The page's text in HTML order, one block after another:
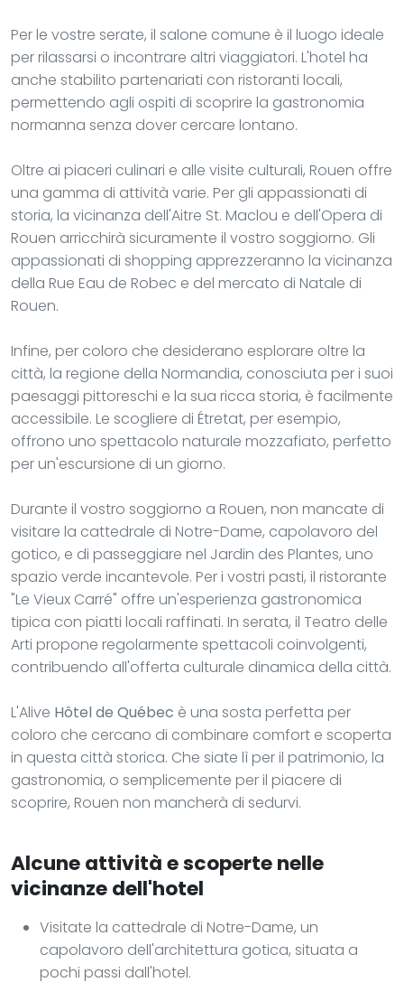
Per le vostre serate, il salone comune è il luogo ideale
per rilassarsi o incontrare altri viaggiatori. L'hotel ha
anche stabilito partenariati con ristoranti locali,
permettendo agli ospiti di scoprire la gastronomia
normanna senza dover cercare lontano.
Oltre ai piaceri culinari e alle visite culturali, Rouen offre
una gamma di attività varie. Per gli appassionati di
storia, la vicinanza dell'Aitre St. Maclou e dell'Opera di
Rouen arricchirà sicuramente il vostro soggiorno. Gli
appassionati di shopping apprezzeranno la vicinanza
della Rue Eau de Robec e del mercato di Natale di
Rouen.
Infine, per coloro che desiderano esplorare oltre la
città, la regione della Normandia, conosciuta per i suoi
paesaggi pittoreschi e la sua ricca storia, è facilmente
accessibile. Le scogliere di Étretat, per esempio,
offrono uno spettacolo naturale mozzafiato, perfetto
per un'escursione di un giorno.
Durante il vostro soggiorno a Rouen, non mancate di
visitare la cattedrale di Notre-Dame, capolavoro del
gotico, e di passeggiare nel Jardin des Plantes, uno
spazio verde incantevole. Per i vostri pasti, il ristorante
"Le Vieux Carré" offre un'esperienza gastronomica
tipica con piatti locali raffinati. In serata, il Teatro delle
Arti propone regolarmente spettacoli coinvolgenti,
contribuendo all'offerta culturale dinamica della città.
L'Alive Hôtel de Québec è una sosta perfetta per
coloro che cercano di combinare comfort e scoperta
in questa città storica. Che siate lì per il patrimonio, la
gastronomia, o semplicemente per il piacere di
scoprire, Rouen non mancherà di sedurvi.
Alcune attività e scoperte nelle
vicinanze dell'hotel
Visitate la cattedrale di Notre-Dame, un
capolavoro dell'architettura gotica, situata a
pochi passi dall'hotel.